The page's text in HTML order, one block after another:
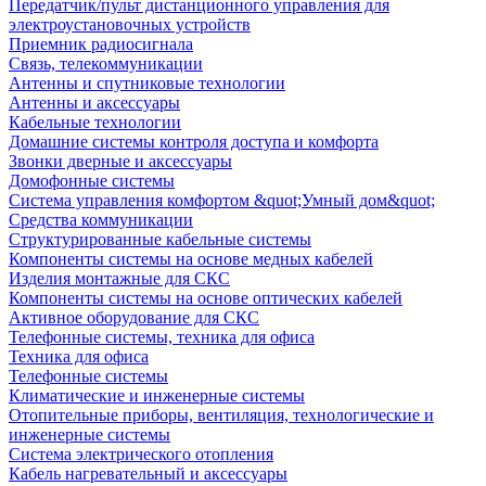
Передатчик/пульт дистанционного управления для
электроустановочных устройств
Приемник радиосигнала
Связь, телекоммуникации
Антенны и спутниковые технологии
Антенны и аксессуары
Кабельные технологии
Домашние системы контроля доступа и комфорта
Звонки дверные и аксессуары
Домофонные системы
Система управления комфортом &quot;Умный дом&quot;
Средства коммуникации
Структурированные кабельные системы
Компоненты системы на основе медных кабелей
Изделия монтажные для СКС
Компоненты системы на основе оптических кабелей
Активное оборудование для СКС
Телефонные системы, техника для офиса
Техника для офиса
Телефонные системы
Климатические и инженерные системы
Отопительные приборы, вентиляция, технологические и
инженерные системы
Система электрического отопления
Кабель нагревательный и аксессуары